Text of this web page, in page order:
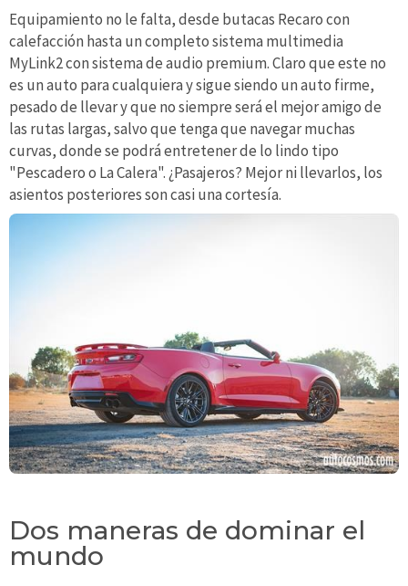
Equipamiento no le falta, desde butacas Recaro con
calefacción hasta un completo sistema multimedia
MyLink2 con sistema de audio premium. Claro que este no
es un auto para cualquiera y sigue siendo un auto firme,
pesado de llevar y que no siempre será el mejor amigo de
las rutas largas, salvo que tenga que navegar muchas
curvas, donde se podrá entretener de lo lindo tipo
"Pescadero o La Calera". ¿Pasajeros? Mejor ni llevarlos, los
asientos posteriores son casi una cortesía.
Dos maneras de dominar el
mundo